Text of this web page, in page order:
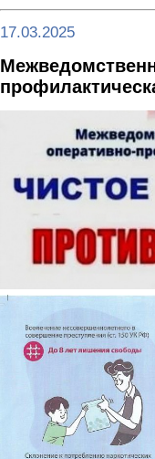
17.03.2025